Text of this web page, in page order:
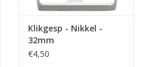
Klikgesp - Nikkel -
32mm
€4,50